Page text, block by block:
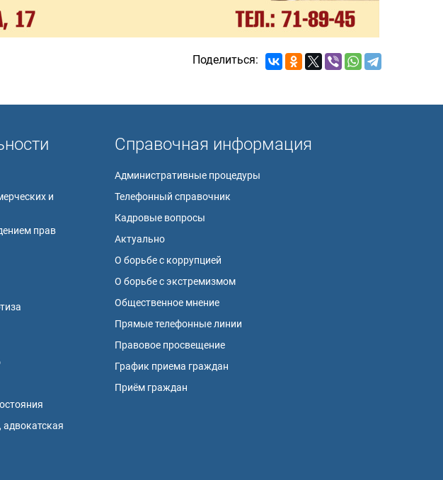
Поделиться:
и
прав
адвокатская
Справочная информация
Административные процедуры
Телефонный справочник
Кадровые вопросы
Актуально
О борьбе с коррупцией
О борьбе с экстремизмом
Общественное мнение
Прямые телефонные линии
Правовое просвещение
График приема граждан
Приём граждан